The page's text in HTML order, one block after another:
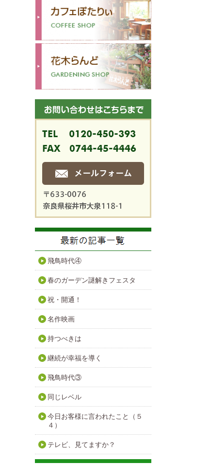
飛鳥時代④
春のガーデン謎解きフェスタ
祝・開通！
名作映画
持つべきは
継続が幸福を導く
飛鳥時代③
同じレベル
今日お客様に言われたこと（５
４）
テレビ、見てますか？